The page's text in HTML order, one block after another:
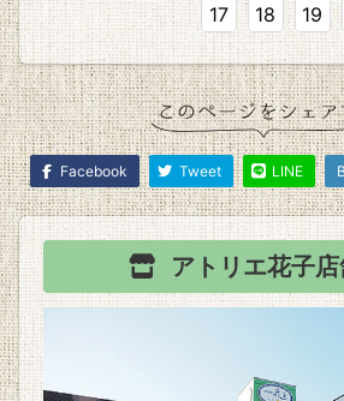
17
18 19
Facebook Tweet LINE
アトリエ花子